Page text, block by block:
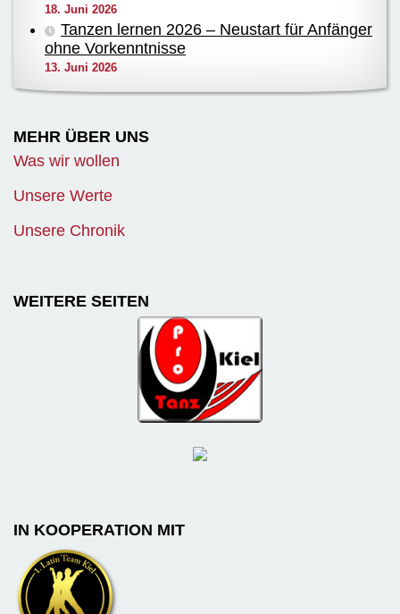
18. Juni 2026
Tanzen lernen 2026 – Neustart für Anfänger
ohne Vorkenntnisse
13. Juni 2026
MEHR ÜBER UNS
Was wir wollen
Unsere Werte
Unsere Chronik
WEITERE SEITEN
IN KOOPERATION MIT